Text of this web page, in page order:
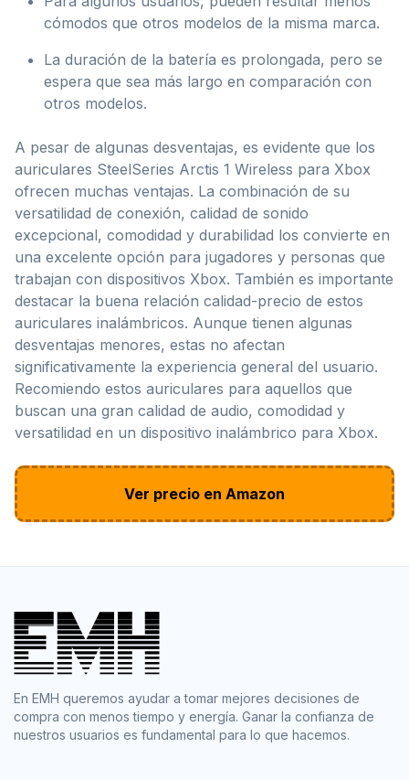
cómodos que otros modelos de la misma marca.
La duración de la batería es prolongada, pero se
espera que sea más largo en comparación con
otros modelos.
A pesar de algunas desventajas, es evidente que los
auriculares SteelSeries Arctis 1 Wireless para Xbox
ofrecen muchas ventajas. La combinación de su
versatilidad de conexión, calidad de sonido
excepcional, comodidad y durabilidad los convierte en
una excelente opción para jugadores y personas que
trabajan con dispositivos Xbox. También es importante
destacar la buena relación calidad-precio de estos
auriculares inalámbricos. Aunque tienen algunas
desventajas menores, estas no afectan
significativamente la experiencia general del usuario.
Recomiendo estos auriculares para aquellos que
buscan una gran calidad de audio, comodidad y
versatilidad en un dispositivo inalámbrico para Xbox.
Ver precio en Amazon
En EMH queremos ayudar a tomar mejores decisiones de
compra con menos tiempo y energía. Ganar la confianza de
nuestros usuarios es fundamental para lo que hacemos.